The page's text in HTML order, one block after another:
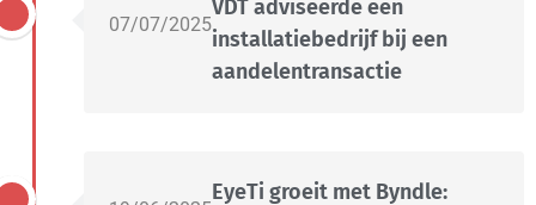
07/07/2025
VDT adviseerde een
installatiebedrijf bij een
aandelentransactie
EyeTi groeit met Byndle: